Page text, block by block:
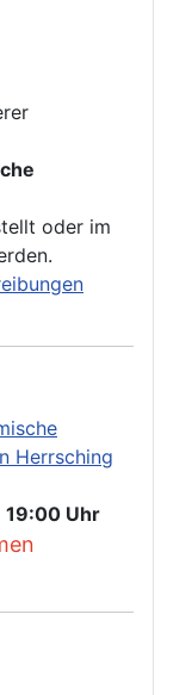
oder im
Herrsching
19:00 Uhr